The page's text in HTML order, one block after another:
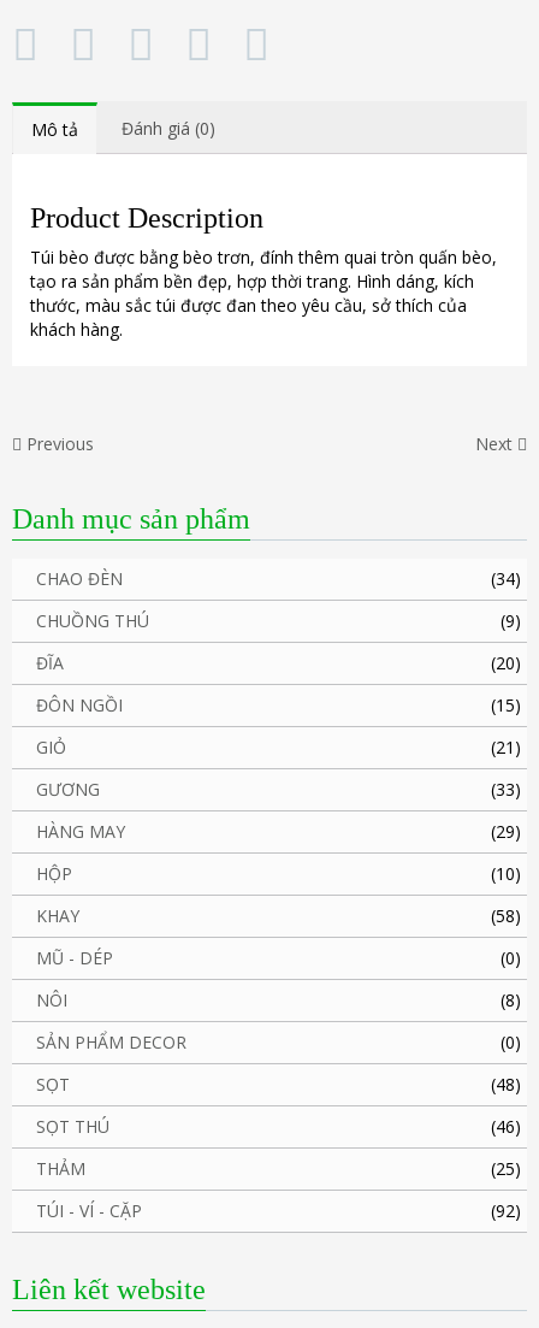
Mô tả Đánh giá (0)
Product Description
Túi bèo được bằng bèo trơn, đính thêm quai tròn quấn bèo,
tạo ra sản phẩm bền đẹp, hợp thời trang. Hình dáng, kích
thước, màu sắc túi được đan theo yêu cầu, sở thích của
khách hàng.
Previous Next
Danh mục sản phẩm
CHAO ĐÈN
(34)
CHUỒNG THÚ
(9)
ĐĨA
(20)
ĐÔN NGỒI
(15)
GIỎ
(21)
GƯƠNG
(33)
HÀNG MAY
(29)
HỘP
(10)
KHAY
(58)
MŨ - DÉP
(0)
NÔI
(8)
SẢN PHẨM DECOR
(0)
SỌT
(48)
SỌT THÚ
(46)
THẢM
(25)
TÚI - VÍ - CẶP
(92)
Liên kết website